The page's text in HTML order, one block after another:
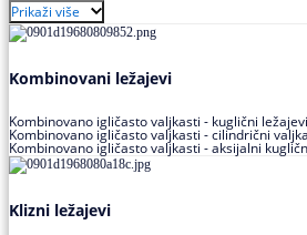
Prikaži više
Kombinovani ležajevi
Kombinovano igličasto valjkasti - kuglični
Kombinovano igličasto valjkasti - cilindrični
Kombinovano igličasto valjkasti - aksijalni
Klizni ležajevi